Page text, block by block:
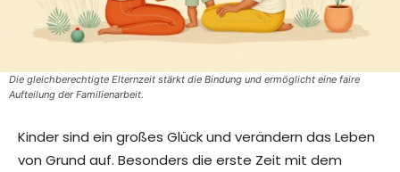
Die gleichberechtigte Elternzeit stärkt die Bindung und ermöglicht eine faire
Aufteilung der Familienarbeit.
Kinder sind ein großes Glück und verändern das Leben
von Grund auf. Besonders die erste Zeit mit dem